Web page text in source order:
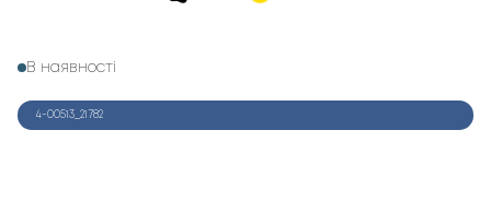
В наявності
4-00513_21782